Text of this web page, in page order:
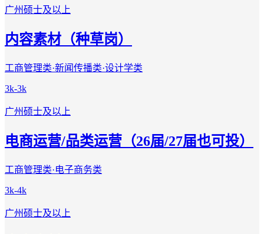
广州硕士及以上
内容素材（种草岗）
工商管理类·新闻传播类·设计学类
3k-3k
广州硕士及以上
电商运营/品类运营（26届/27届也可投）
工商管理类·电子商务类
3k-4k
广州硕士及以上